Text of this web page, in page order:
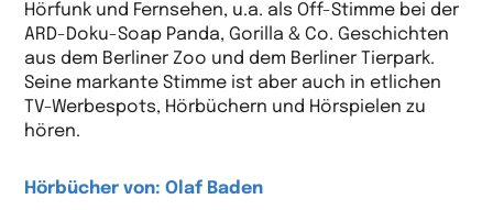
Hörfunk und Fernsehen, u.a. als Off-Stimme bei der
ARD-Doku-Soap Panda, Gorilla & Co. Geschichten
aus dem Berliner Zoo und dem Berliner Tierpark.
Seine markante Stimme ist aber auch in etlichen
TV-Werbespots, Hörbüchern und Hörspielen zu
hören.
Hörbücher von: Olaf Baden